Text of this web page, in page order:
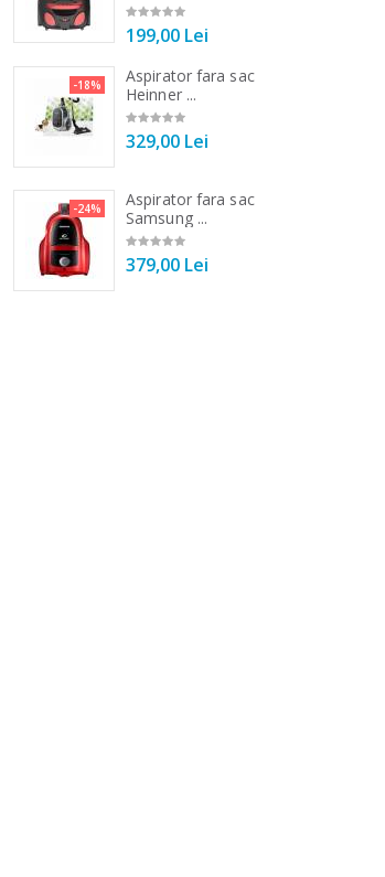
199,00 Lei
-18%
Aspirator fara sac
Heinner ...
329,00 Lei
-24%
Aspirator fara sac
Samsung ...
379,00 Lei